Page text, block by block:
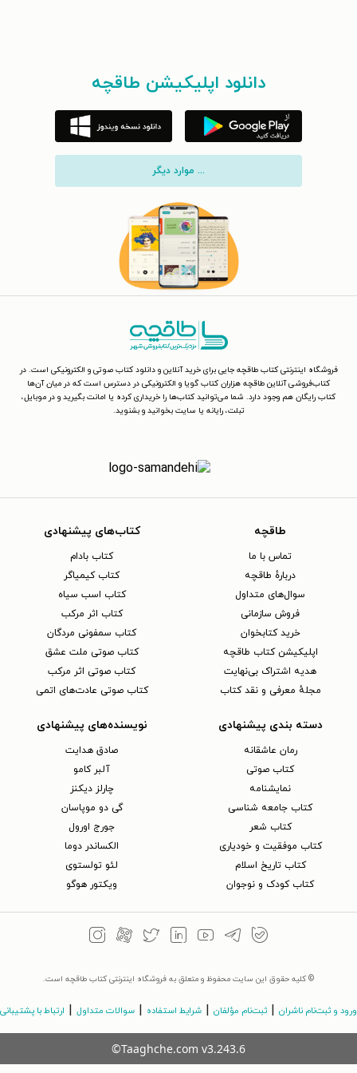
دانلود اپلیکیشن طاقچه
... موارد دیگر
فروشگاه اینترنتی کتاب طاقچه جایی برای خرید آنلاین و دانلود کتاب صوتی و الکترونیکی است. در
کتاب‌فروشی آنلاین طاقچه هزاران کتاب گویا و الکترونیکی در دسترس است که در میان آن‌ها
کتاب رایگان هم وجود دارد. شما می‌توانید کتاب‌ها را خریداری کرده یا امانت بگیرید و در موبایل،
تبلت، رایانه یا سایت بخوانید و بشنوید.
طاقچه
تماس با ما
دربارهٔ طاقچه
سوال‌های متداول
فروش سازمانی
خرید کتابخوان
اپلیکیشن کتاب طاقچه
هدیه اشتراک بی‌نهایت
مجلهٔ معرفی و نقد کتاب
کتاب‌های پیشنهادی
کتاب بادام
کتاب کیمیاگر
کتاب اسب سیاه
کتاب اثر مرکب
کتاب سمفونی مردگان
کتاب صوتی ملت عشق
کتاب صوتی اثر مرکب
کتاب صوتی عادت‌های اتمی
دسته بندی پیشنهادی
رمان عاشقانه
کتاب‌ صوتی
نمایشنامه
کتاب جامعه شناسی
کتاب شعر
کتاب موفقیت و خودیاری
کتاب تاریخ اسلام
کتاب کودک و نوجوان
نویسنده‌های پیشنهادی
صادق هدایت
آلبر کامو
چارلز دیکنز
گی دو موپاسان
جورج اورول
الکساندر دوما
لئو تولستوی
ویکتور هوگو
© کلیه حقوق این سایت محفوظ و متعلق به فروشگاه اینترنتی کتاب طاقچه است.
ورود و ثبت‌نام ناشران | ثبت‌نام مؤلفان | شرایط استفاده | سوالات متداول | ارتباط با پشتیبانی
©Taaghche.com v3.243.6